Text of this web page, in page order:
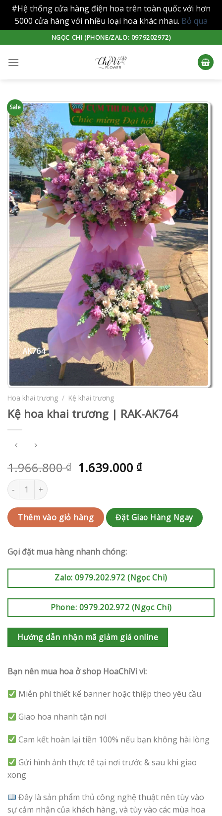
#Hệ thống cửa hàng điện hoa trên toàn quốc với hơn
5000 cửa hàng với nhiều loại hoa khác nhau. Bỏ qua
to
content
NGỌC CHI (PHONE/ZALO: 0979202972)
Sale
Hoa khai trương / Kệ khai trương
Kệ hoa khai trương | RAK-AK764
1.966.800₫ 1.639.000 ₫
Kệ hoa khai trương | RAK-AK764 số lượng
Thêm vào giỏ hàng Đặt Giao Hàng Ngay
Gọi đặt mua hàng nhanh chóng:
Zalo: 0979.202.972 (Ngọc Chi)
Phone: 0979.202.972 (Ngọc Chi)
Hướng dẫn nhận mã giảm giá online
Bạn nên mua hoa ở shop HoaChiVi vì:
Miễn phí thiết kế banner hoặc thiệp theo yêu cầu
Giao hoa nhanh tận nơi
Cam kết hoàn lại tiền 100% nếu bạn không hài lòng
Gửi hình ảnh thực tế tại nơi trước & sau khi giao
xong
Đây là sản phẩm thủ công nghệ thuật nên tùy vào
sự cảm nhận của khách hàng, và tùy vào các mùa hoa